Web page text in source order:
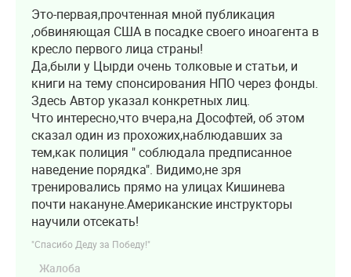
Это-первая,прочтенная мной публикация
,обвиняющая США в посадке своего иноагента в
кресло первого лица страны!
Да,были у Цырди очень толковые и статьи, и
книги на тему спонсирования НПО через фонды.
Здесь Автор указал конкретных лиц.
Что интересно,что вчера,на Дософтей, об этом
сказал один из прохожих,наблюдавших за
тем,как полиция " соблюдала предписанное
наведение порядка". Видимо,не зря
тренировались прямо на улицах Кишинева
почти накануне.Американские инструкторы
научили отсекать!
"Спасибо Деду за Победу!"
Жалоба